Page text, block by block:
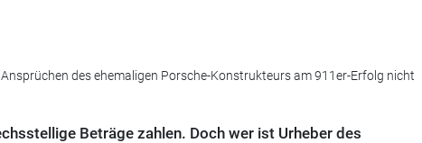
des ehemaligen Porsche-Konstrukteurs am 911er-Erfolg nicht
Beträge zahlen. Doch wer ist Urheber des